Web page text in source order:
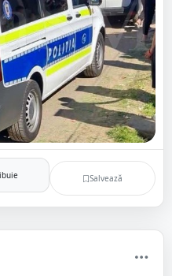
Salvează